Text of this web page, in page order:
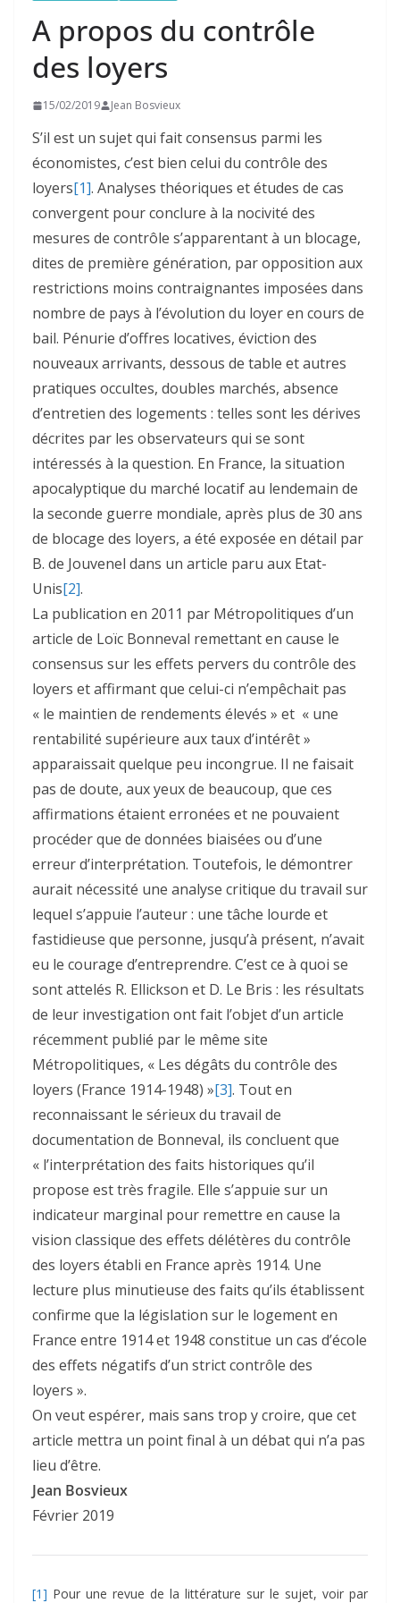
A propos du contrôle
des loyers
15/02/2019 Jean Bosvieux
S’il est un sujet qui fait consensus parmi les
économistes, c’est bien celui du contrôle des
loyers[1]. Analyses théoriques et études de cas
convergent pour conclure à la nocivité des
mesures de contrôle s’apparentant à un blocage,
dites de première génération, par opposition aux
restrictions moins contraignantes imposées dans
nombre de pays à l’évolution du loyer en cours de
bail. Pénurie d’offres locatives, éviction des
nouveaux arrivants, dessous de table et autres
pratiques occultes, doubles marchés, absence
d’entretien des logements : telles sont les dérives
décrites par les observateurs qui se sont
intéressés à la question. En France, la situation
apocalyptique du marché locatif au lendemain de
la seconde guerre mondiale, après plus de 30 ans
de blocage des loyers, a été exposée en détail par
B. de Jouvenel dans un article paru aux Etat-
Unis[2].
La publication en 2011 par Métropolitiques d’un
article de Loïc Bonneval remettant en cause le
consensus sur les effets pervers du contrôle des
loyers et affirmant que celui-ci n’empêchait pas
« le maintien de rendements élevés » et « une
rentabilité supérieure aux taux d’intérêt »
apparaissait quelque peu incongrue. Il ne faisait
pas de doute, aux yeux de beaucoup, que ces
affirmations étaient erronées et ne pouvaient
procéder que de données biaisées ou d’une
erreur d’interprétation. Toutefois, le démontrer
aurait nécessité une analyse critique du travail sur
lequel s’appuie l’auteur : une tâche lourde et
fastidieuse que personne, jusqu’à présent, n’avait
eu le courage d’entreprendre. C’est ce à quoi se
sont attelés R. Ellickson et D. Le Bris : les résultats
de leur investigation ont fait l’objet d’un article
récemment publié par le même site
Métropolitiques, « Les dégâts du contrôle des
loyers (France 1914-1948) »[3]. Tout en
reconnaissant le sérieux du travail de
documentation de Bonneval, ils concluent que
« l’interprétation des faits historiques qu’il
propose est très fragile. Elle s’appuie sur un
indicateur marginal pour remettre en cause la
vision classique des effets délétères du contrôle
des loyers établi en France après 1914. Une
lecture plus minutieuse des faits qu’ils établissent
confirme que la législation sur le logement en
France entre 1914 et 1948 constitue un cas d’école
des effets négatifs d’un strict contrôle des
loyers ».
On veut espérer, mais sans trop y croire, que cet
article mettra un point final à un débat qui n’a pas
lieu d’être.
Jean Bosvieux
Février 2019
[1] Pour une revue de la littérature sur le sujet, voir par